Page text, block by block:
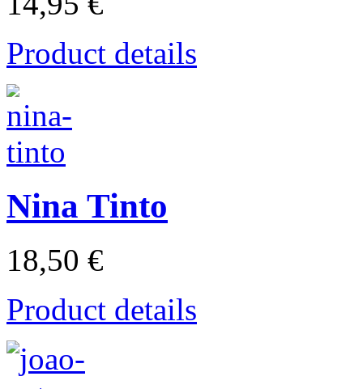
Product details
Nina Tinto
18,50 €
Product details